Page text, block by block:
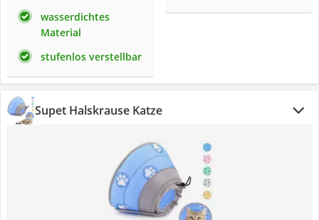
wasserdichtes
Material
stufenlos verstellbar
Supet Halskrause Katze